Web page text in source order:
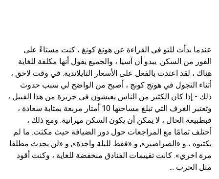
عندما بدأت للتو في القراءة عن هونغ كونغ ، كنت مستاءً على
الفور من السكن. يبدو أن آسيا ، والجميع يقول أنها مكلفة للغاية
هناك ، لقد اعتدت بالفعل على الأسعار التايلاندية. في وقت لاحق ،
أثناء التجول في هونج كونج ، أصبح من الواضح لي سبب حدوث
ذلك - إذا كان الكثير من الناس يعيشون في جزيرة من هذا القبيل ،
وتعتبر الغرف التي تبلغ مساحتها 10 أمتار مربعة بمثابة سعادة ،
فبطبيعة الحال ، لا يمكن أن يكون السكن ميزانية. ومع ذلك ،
أختلف تمامًا مع المراجعات حول دور الضيافة حيث مكثت. ما لم
يكتبوه ، و «الصراصير», و «فقط لليلة واحدة», و «لن يحدث مطلقا
مرة اخري». كانت تقييمات الفنادق منخفضة للغاية ، وكنت أقود
مثل الحرب ...